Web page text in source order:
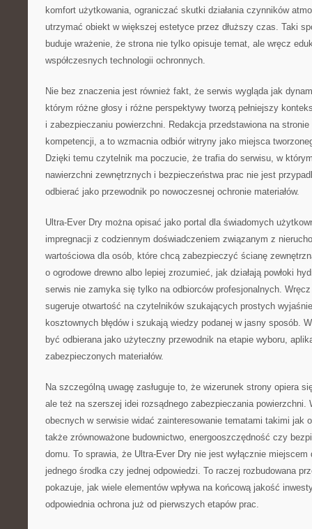
komfort użytkowania, ograniczać skutki działania czynników
utrzymać obiekt w większej estetyce przez dłuższy czas. Taki
buduje wrażenie, że strona nie tylko opisuje temat, ale wręcz
współczesnych technologii ochronnych.
Nie bez znaczenia jest również fakt, że serwis wygląda jak
którym różne głosy i różne perspektywy tworzą pełniejszy
i zabezpieczaniu powierzchni. Redakcja przedstawiona na stronie
kompetencji, a to wzmacnia odbiór witryny jako miejsca
Dzięki temu czytelnik ma poczucie, że trafia do serwisu, w
nawierzchni zewnętrznych i bezpieczeństwa prac nie jest
odbierać jako przewodnik po nowoczesnej ochronie materiałów.
Ultra-Ever Dry można opisać jako portal dla świadomych
impregnacji z codziennym doświadczeniem związanym z
wartościowa dla osób, które chcą zabezpieczyć ścianę
o ogrodowe drewno albo lepiej zrozumieć, jak działają powłoki
serwis nie zamyka się tylko na odbiorców profesjonalnych.
sugeruje otwartość na czytelników szukających prostych
kosztownych błędów i szukają wiedzy podanej w jasny sposób.
być odbierana jako użyteczny przewodnik na etapie wyboru,
zabezpieczonych materiałów.
Na szczególną uwagę zasługuje to, że wizerunek strony opiera
ale też na szerszej idei rozsądnego zabezpieczania powierzchni.
obecnych w serwisie widać zainteresowanie tematami takimi jak
także zrównoważone budownictwo, energooszczędność czy
domu. To sprawia, że Ultra-Ever Dry nie jest wyłącznie
jednego środka czy jednej odpowiedzi. To raczej rozbudowana
pokazuje, jak wiele elementów wpływa na końcową jakość
odpowiednia ochrona już od pierwszych etapów prac.